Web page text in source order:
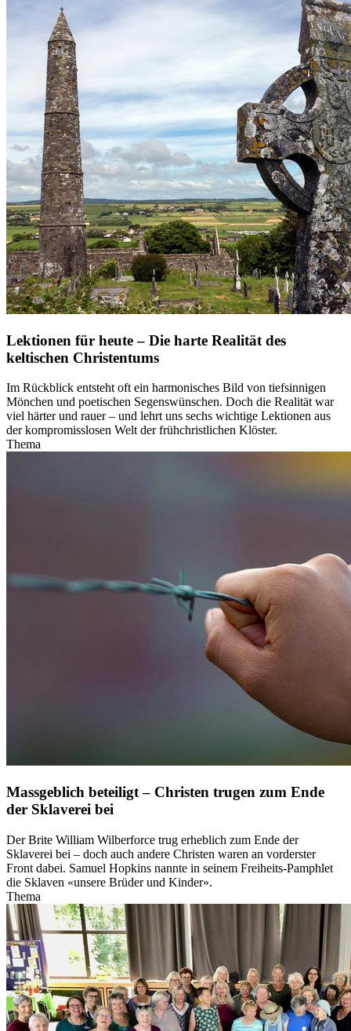
Lektionen für heute – Die harte Realität des
keltischen Christentums
Im Rückblick entsteht oft ein harmonisches Bild von tiefsinnigen
Mönchen und poetischen Segenswünschen. Doch die Realität war
viel härter und rauer – und lehrt uns sechs wichtige Lektionen aus
der kompromisslosen Welt der frühchristlichen Klöster.
Thema
Massgeblich beteiligt – Christen trugen zum Ende
der Sklaverei bei
Der Brite William Wilberforce trug erheblich zum Ende der
Sklaverei bei – doch auch andere Christen waren an vorderster
Front dabei. Samuel Hopkins nannte in seinem Freiheits-Pamphlet
die Sklaven «unsere Brüder und Kinder».
Thema